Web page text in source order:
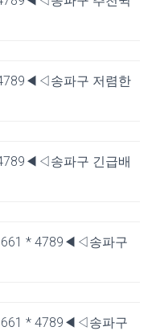
송파구 저렴한
송파구 긴급배
* 4789◀◁송파구
* 4789◀◁송파구